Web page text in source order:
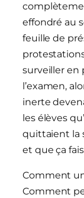
effondré au
feuille de
surveiller en
l’examen,
inerte
les élèves
quittaient la
et que ça
Comment
Comment